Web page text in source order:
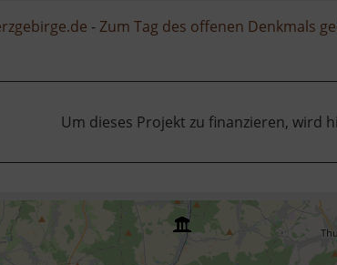
-Zum Tag des offenen Denkmals
Um dieses Projekt zu finanzieren, wird